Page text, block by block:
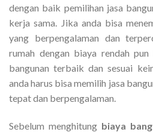
dengan baik pemilihan jasa
kerja sama. Jika anda bisa
yang berpengalaman dan
rumah dengan biaya rendah
bangunan terbaik dan sesuai
anda harus bisa memilih jasa
tepat dan berpengalaman.
Sebelum menghitung biaya